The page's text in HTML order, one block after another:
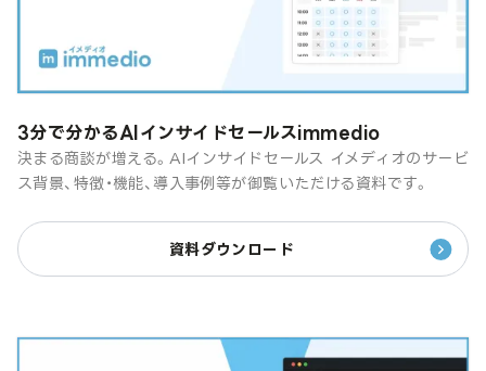
3分で分かるAIインサイドセールスimmedio
決まる商談が増える。AIインサイドセールス イメディオのサービ
ス背景、特徴・機能、導入事例等が御覧いただける資料です。
資料ダウンロード